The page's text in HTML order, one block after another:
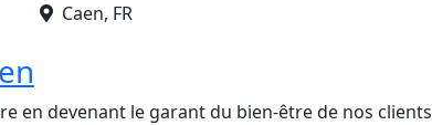
Caen, FR
en devenant le garant du bien-être de nos clients